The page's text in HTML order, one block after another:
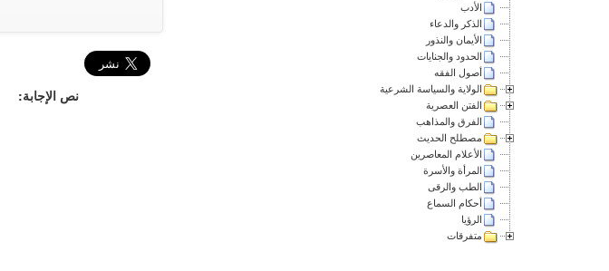
نص الإجابة:
الأدب
الذكر والدعاء
الأيمان والنذور
الحدود والجنايات
أصول الفقه
الولاية والسياسة الشرعية
الفتن العصرية
الفرق والمذاهب
مصطلح الحديث
الأعلام المعاصرين
المرأة والأسرة
الطب والرقى
أحكام السماع
الرؤيا
متفرقات